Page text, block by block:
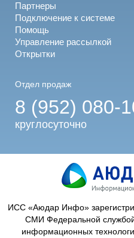
Партнеры
Подключение к системе
Помощь
Управление рассылкой
Открытки
Отдел продаж
8 (952) 080-
круглосуточно
ИСС «Аюдар Инфо»
СМИ Федеральной
информационных